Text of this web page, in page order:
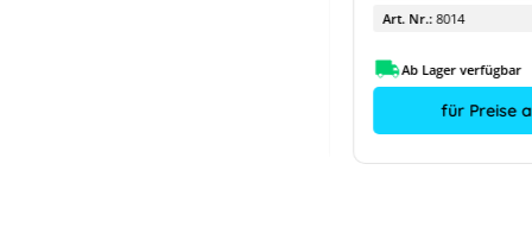
Art. Nr.: 8014
Ab Lager verfügbar
für Preise